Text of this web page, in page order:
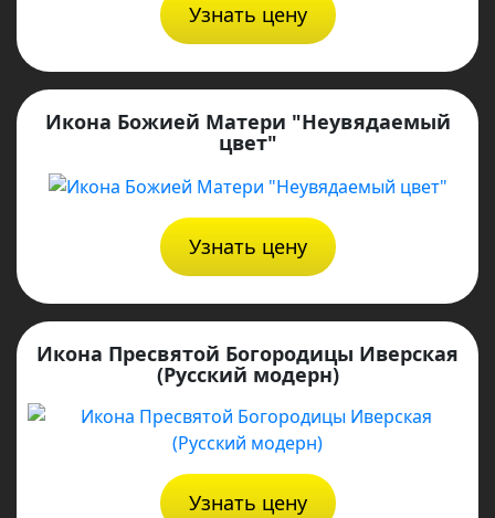
Узнать цену
Икона Божией Матери "Неувядаемый
цвет"
Узнать цену
Икона Пресвятой Богородицы Иверская
(Русский модерн)
Узнать цену